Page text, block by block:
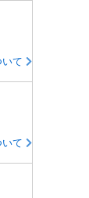
て
て